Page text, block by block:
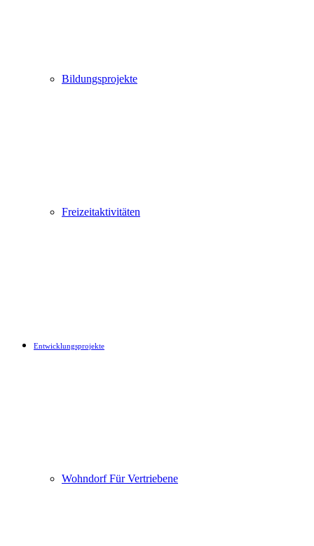
Bildungsprojekte
Freizeitaktivitäten
Entwicklungsprojekte
Wohndorf Für Vertriebene